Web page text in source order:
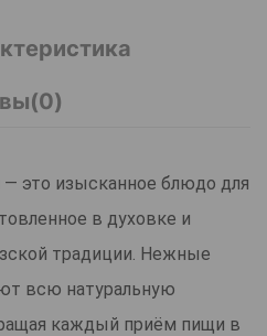
— это изысканное блюдо для
в духовке и
традиции. Нежные
всю натуральную
каждый приём пищи в